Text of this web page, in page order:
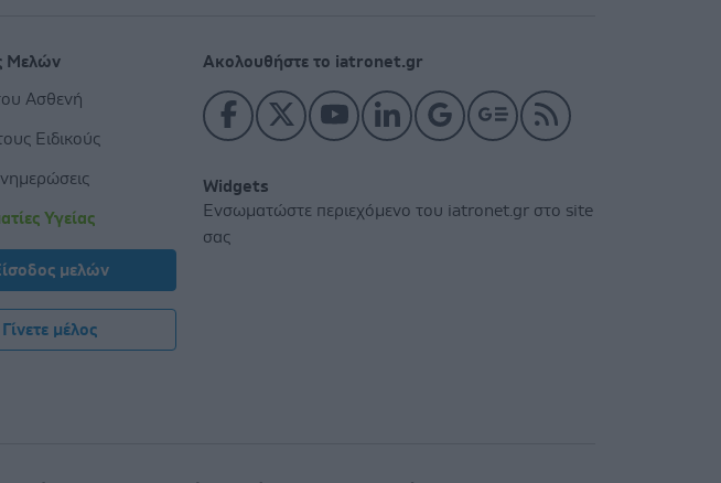
Ακολουθήστε το iatronet.gr
Widgets
Ενσωματώστε περιεχόμενο του iatronet.gr στο site
σας
Μελών
Ασθενή
Ειδικούς
Υγείας
μελών
Γίνετε μέλος